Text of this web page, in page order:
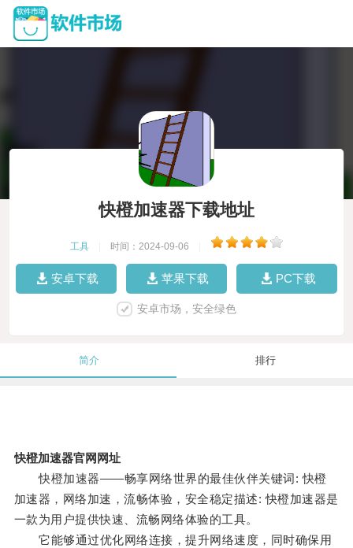
快橙加速器下载地址
工具 时间：2024-09-06
安卓下载 苹果下载 PC下载
安卓市场，安全绿色
简介 排行
快橙加速器官网网址
快橙加速器——畅享网络世界的最佳伙伴关键词: 快橙
加速器，网络加速，流畅体验，安全稳定描述: 快橙加速器是
一款为用户提供快速、流畅网络体验的工具。
它能够通过优化网络连接，提升网络速度，同时确保用